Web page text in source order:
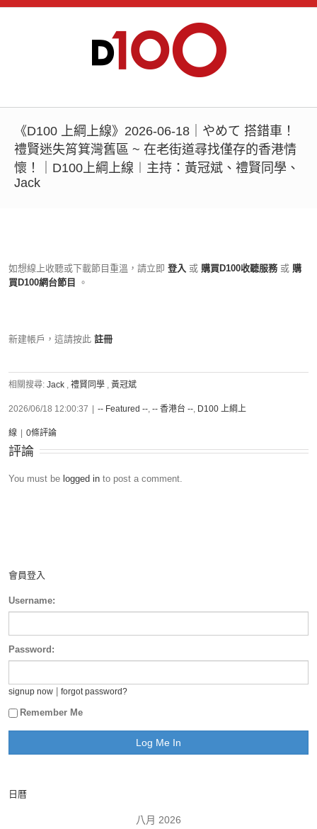
《D100 上綱上線》2026-06-18｜やめて 搭錯車！
禮賢迷失筲箕灣舊區 ~ 在老街道尋找僅存的香港情
懷！｜D100上綱上線︱主持：黃冠斌、禮賢同學、
Jack
如想線上收聽或下載節目重溫，請立即 登入 或 購買D100收聽服務 或 購
買D100網台節目
。
新建帳戶，這請按此 註冊
相關搜尋: Jack , 禮賢同學 , 黃冠斌
2026/06/18 12:00:37 -- Featured --, -- 香港台 --, D100 上綱上
線 0條評論
評論
You must be logged in to post a comment.
會員登入
Username:
Password:
signup now forgot password?
Remember Me
日曆
八月 2026